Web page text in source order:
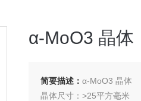
α-MoO3 晶体
简要描述： α-MoO3 晶体
晶体尺寸：>25平方毫米